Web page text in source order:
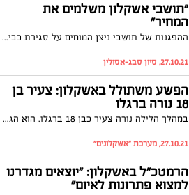
"תושבי אשקלון משלמים את
המחיר"
ההפגנות של תושבי ניצן המוחים על סגירת כביש הכניסה ליישוב עולות מדרגה ומשבשות את החיים של תושבי אשקלון והסביבה. תושבת שכונת ברנע מספרת בריאיון ל"אשקלונים": "זה פשוט סיוט, מרגישים חוסר אונים ולא יודעים למי לפנות"
27.10.21, סיון סבג-אסולין
הפשע משתולל באשקלון: צעיר בן
18 נורה ברגלו
במהלך הלילה נורה צעיר כבן 18 ברגלו. הוא הגיע עצמאית לביה"ח ברזילי. זה אירוע הירי השלישי בתוך חודש ימים בלבד. המשטרה עצרה חשוד במעשה
27.10.21, מערכת "אשקלונים"
הרמטכ"ל באשקלון: "יוצאים מגדרנו
למצוא פתרונות לאיום"